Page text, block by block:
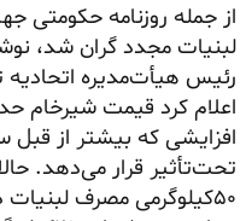
از جمله روزنامه
لبنیات مجدد گران شد،
رئیس هیأت‌مدیره اتحادیه
افزایشی که بیشتر از قبل
تحت‌تأثیر قرار می‌دهد.
۵۰کیلوگرمی مصرف لبنیات